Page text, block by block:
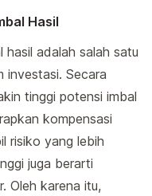
Hasil
hasil adalah salah satu
investasi. Secara
tinggi potensi imbal
kompensasi
risiko yang lebih
juga berarti
Oleh karena itu,